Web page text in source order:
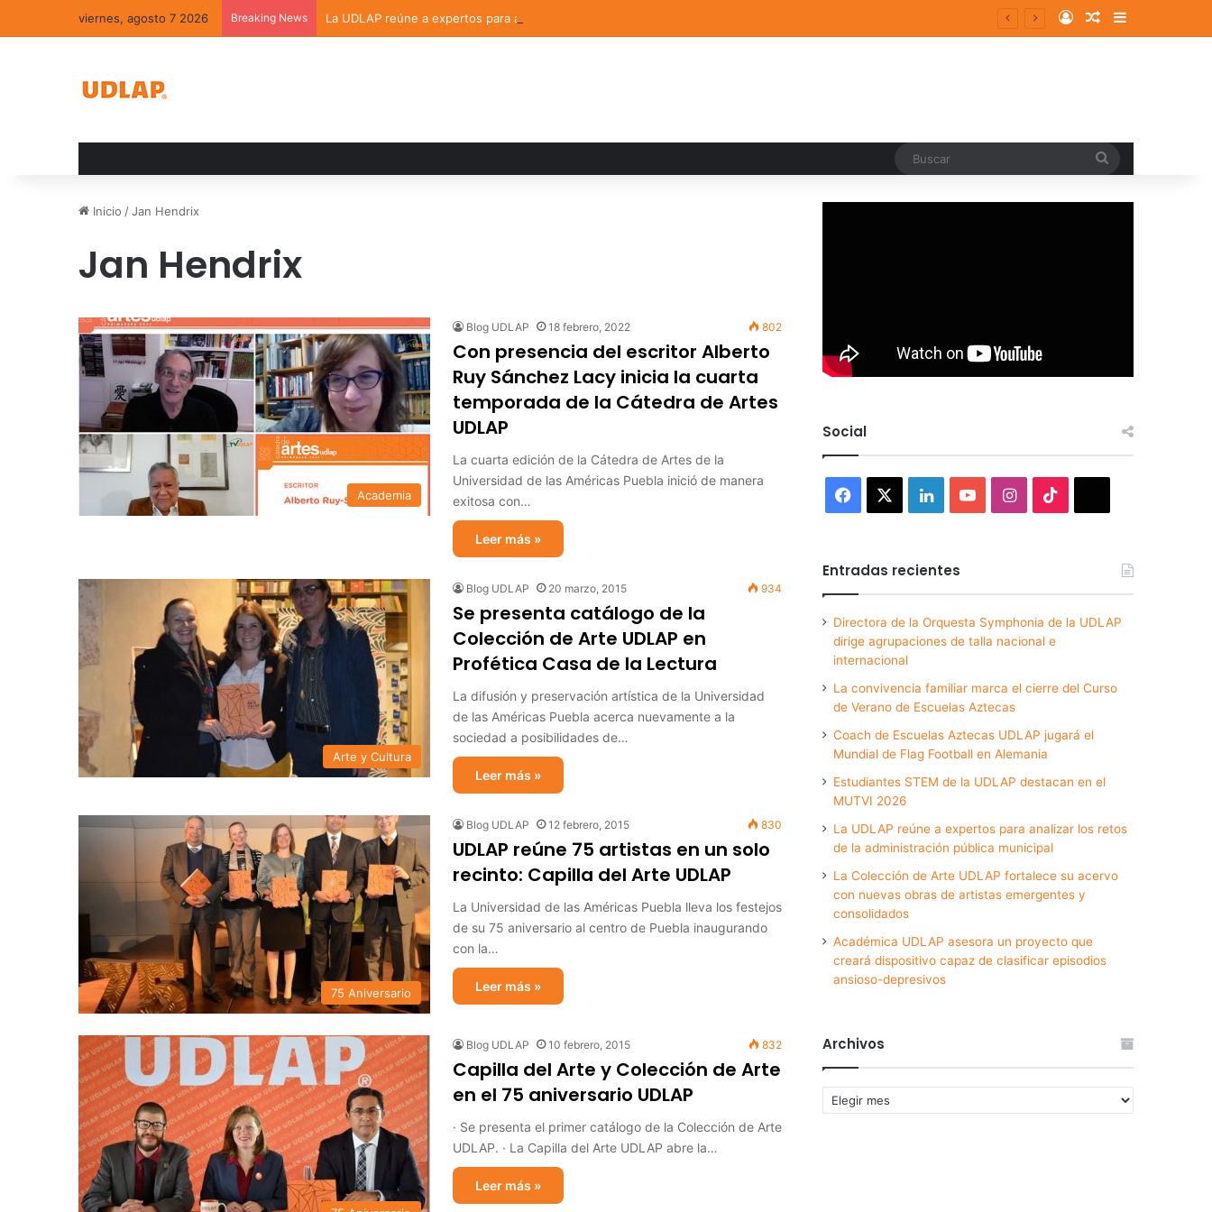
viernes, agosto 7 2026 Breaking News La UDLAP reúne a expertos para analizar los retos de la administración pública municipal Log InRandom Article
Sidebar
Inicio /Jan Hendrix
Jan Hendrix
Academia
Blog UDLAP 18 febrero, 2022 802
Con presencia del escritor Alberto
Ruy Sánchez Lacy inicia la cuarta
temporada de la Cátedra de Artes
UDLAP
La cuarta edición de la Cátedra de Artes de la
Universidad de las Américas Puebla inició de manera
exitosa con…
Leer más »
Arte y Cultura
Blog UDLAP 20 marzo, 2015 934
Se presenta catálogo de la
Colección de Arte UDLAP en
Profética Casa de la Lectura
La difusión y preservación artística de la Universidad
de las Américas Puebla acerca nuevamente a la
sociedad a posibilidades de…
Leer más »
75 Aniversario
Blog UDLAP 12 febrero, 2015 830
UDLAP reúne 75 artistas en un solo
recinto: Capilla del Arte UDLAP
La Universidad de las Américas Puebla lleva los festejos
de su 75 aniversario al centro de Puebla inaugurando
con la…
Leer más »
Blog UDLAP 10 febrero, 2015 832
Capilla del Arte y Colección de Arte
en el 75 aniversario UDLAP
· Se presenta el primer catálogo de la Colección de Arte
UDLAP. · La Capilla del Arte UDLAP abre la…
Leer más »
Social
Facebook LinkedInYouTubeInstagram
Entradas recientes
Directora de la Orquesta Symphonia de la UDLAP
dirige agrupaciones de talla nacional e
internacional
La convivencia familiar marca el cierre del Curso
de Verano de Escuelas Aztecas
Coach de Escuelas Aztecas UDLAP jugará el
Mundial de Flag Football en Alemania
Estudiantes STEM de la UDLAP destacan en el
MUTVI 2026
La UDLAP reúne a expertos para analizar los retos
de la administración pública municipal
La Colección de Arte UDLAP fortalece su acervo
con nuevas obras de artistas emergentes y
consolidados
Académica UDLAP asesora un proyecto que
creará dispositivo capaz de clasificar episodios
ansioso-depresivos
Archivos
Archivos